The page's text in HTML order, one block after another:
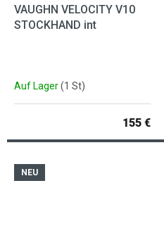
VAUGHN VELOCITY V10
STOCKHAND int
Auf Lager(1 St)
155 €
NEU